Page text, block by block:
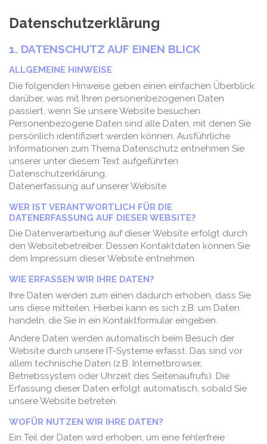
Datenschutzerklärung
1. DATENSCHUTZ AUF EINEN BLICK
ALLGEMEINE HINWEISE
Die folgenden Hinweise geben einen einfachen Überblick
darüber, was mit Ihren personenbezogenen Daten
passiert, wenn Sie unsere Website besuchen.
Personenbezogene Daten sind alle Daten, mit denen Sie
persönlich identifiziert werden können. Ausführliche
Informationen zum Thema Datenschutz entnehmen Sie
unserer unter diesem Text aufgeführten
Datenschutzerklärung.
Datenerfassung auf unserer Website
WER IST VERANTWORTLICH FÜR DIE
DATENERFASSUNG AUF DIESER WEBSITE?
Die Datenverarbeitung auf dieser Website erfolgt durch
den Websitebetreiber. Dessen Kontaktdaten können Sie
dem Impressum dieser Website entnehmen.
WIE ERFASSEN WIR IHRE DATEN?
Ihre Daten werden zum einen dadurch erhoben, dass Sie
uns diese mitteilen. Hierbei kann es sich z.B. um Daten
handeln, die Sie in ein Kontaktformular eingeben.
Andere Daten werden automatisch beim Besuch der
Website durch unsere IT-Systeme erfasst. Das sind vor
allem technische Daten (z.B. Internetbrowser,
Betriebssystem oder Uhrzeit des Seitenaufrufs). Die
Erfassung dieser Daten erfolgt automatisch, sobald Sie
unsere Website betreten.
WOFÜR NUTZEN WIR IHRE DATEN?
Ein Teil der Daten wird erhoben, um eine fehlerfreie